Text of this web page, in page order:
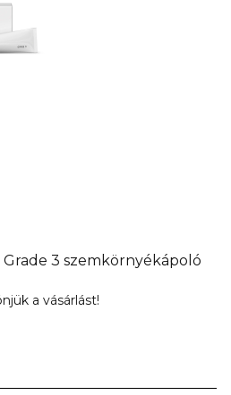
3 szemkörnyékápoló
a vásárlást!